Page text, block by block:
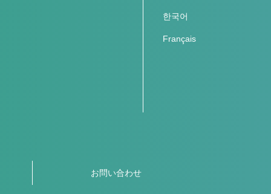
한국어
Français
お問い合わせ